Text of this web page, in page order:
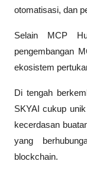
otomatisasi, dan
Selain MCP
pengembangan
ekosistem
Di tengah
SKYAI cukup
kecerdasan
yang
blockchain.